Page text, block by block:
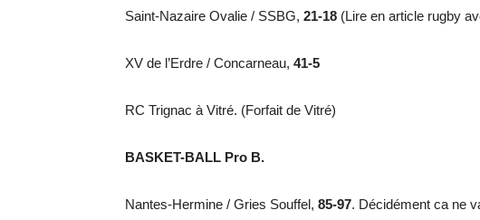
Saint-Nazaire Ovalie / SSBG, 21-18 (Lire en article rugby
XV de l’Erdre / Concarneau, 41-5
RC Trignac à Vitré. (Forfait de Vitré)
BASKET-BALL Pro B.
Nantes-Hermine / Gries Souffel, 85-97. Décidément ca ne